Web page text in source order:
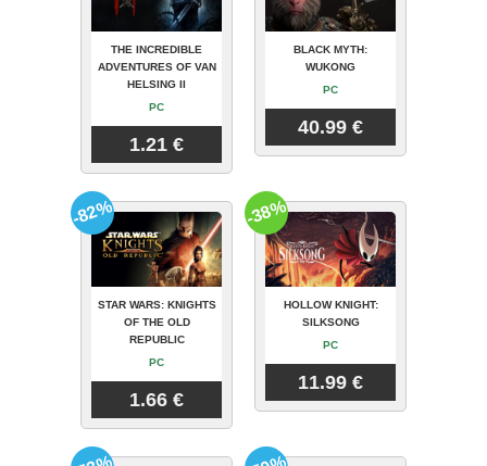
THE INCREDIBLE
ADVENTURES OF VAN
HELSING II
PC
1.21 €
BLACK MYTH:
WUKONG
PC
40.99 €
STAR WARS: KNIGHTS
OF THE OLD
REPUBLIC
PC
1.66 €
-82%
HOLLOW KNIGHT:
SILKSONG
PC
11.99 €
-38%